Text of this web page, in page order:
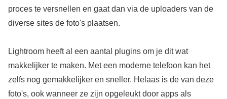
proces te versnellen en gaat dan via de uploaders van de
diverse sites de foto's plaatsen.
Lightroom heeft al een aantal plugins om je dit wat
makkelijker te maken. Met een moderne telefoon kan het
zelfs nog gemakkelijker en sneller. Helaas is de van deze
foto's, ook wanneer ze zijn opgeleukt door apps als